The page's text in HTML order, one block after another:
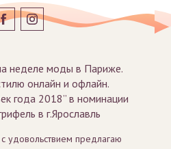
неделе моды в Париже.
онлайн и офлайн.
года 2018” в номинации
в г.Ярославль
удовольствием предлагаю